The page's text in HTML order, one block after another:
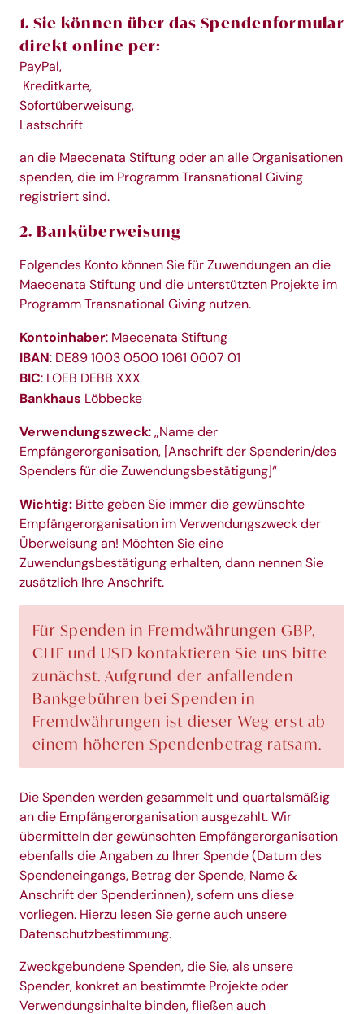
1. Sie können über das Spendenformular
direkt online per:
PayPal,
Kreditkarte,
Sofortüberweisung,
Lastschrift
an die Maecenata Stiftung oder an alle Organisationen
spenden, die im Programm Transnational Giving
registriert sind.
2. Banküberweisung
Folgendes Konto können Sie für Zuwendungen an die
Maecenata Stiftung und die unterstützten Projekte im
Programm Transnational Giving nutzen.
Kontoinhaber: Maecenata Stiftung
IBAN: DE89 1003 0500 1061 0007 01
BIC: LOEB DEBB XXX
Bankhaus Löbbecke
Verwendungszweck: „Name der
Empfängerorganisation, [Anschrift der Spenderin/des
Spenders für die Zuwendungsbestätigung]“
Wichtig: Bitte geben Sie immer die gewünschte
Empfängerorganisation im Verwendungszweck der
Überweisung an! Möchten Sie eine
Zuwendungsbestätigung erhalten, dann nennen Sie
zusätzlich Ihre Anschrift.
Für Spenden in Fremdwährungen GBP,
CHF und USD kontaktieren Sie uns bitte
zunächst. Aufgrund der anfallenden
Bankgebühren bei Spenden in
Fremdwährungen ist dieser Weg erst ab
einem höheren Spendenbetrag ratsam.
Die Spenden werden gesammelt und quartalsmäßig
an die Empfängerorganisation ausgezahlt. Wir
übermitteln der gewünschten Empfängerorganisation
ebenfalls die Angaben zu Ihrer Spende (Datum des
Spendeneingangs, Betrag der Spende, Name &
Anschrift der Spender:innen), sofern uns diese
vorliegen. Hierzu lesen Sie gerne auch unsere
Datenschutzbestimmung.
Zweckgebundene Spenden, die Sie, als unsere
Spender, konkret an bestimmte Projekte oder
Verwendungsinhalte binden, fließen auch